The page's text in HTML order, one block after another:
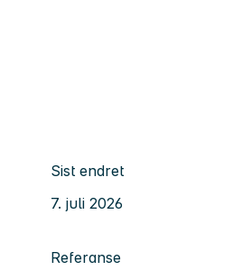
Sist endret
7. juli 2026
Referanse